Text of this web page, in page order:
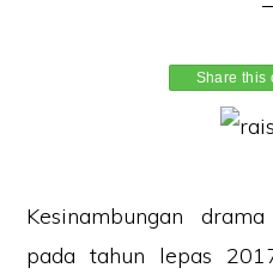
Share this
Kesinambungan
pada tahun lepas